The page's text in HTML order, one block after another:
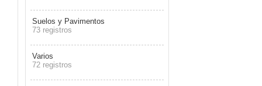
Suelos y Pavimentos
73 registros
Varios
72 registros